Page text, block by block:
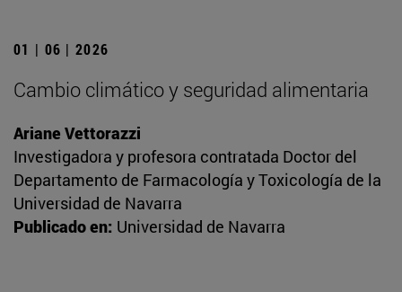
01 | 06 | 2026
Cambio climático y seguridad alimentaria
Ariane Vettorazzi
Investigadora y profesora contratada Doctor del
Departamento de Farmacología y Toxicología de la
Universidad de Navarra
Publicado en: Universidad de Navarra